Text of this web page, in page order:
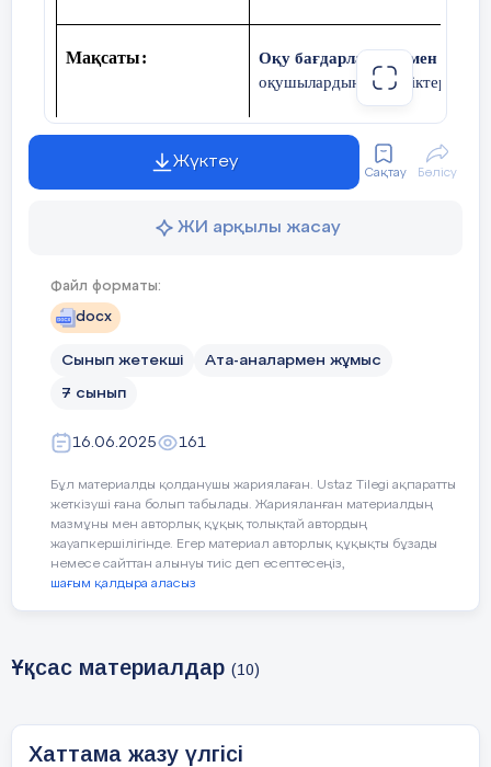
Мақсаты:
Оқу бағдарламасы мен
оқушылардың жетістіктері
Проблемаларды талқылау
туралы пікір алмасу.
ұсыныстар енгізе алады.
Міндеті:
Тренингтің барысы
кезеңі /
уақыты
Педагогтің
Амандасу Сәлеметсіздер ме, құрметті ата-аналар!
Жүктеу
Сақтау Бөлісу
ЖИ арқылы жасау
Файл форматы:
docx
Сынып жетекші Ата-аналармен жұмыс
7 сынып
16.06.2025 161
Бұл материалды қолданушы жариялаған. Ustaz Tilegi ақпаратты
жеткізуші ғана болып табылады. Жарияланған материалдың
мазмұны мен авторлық құқық толықтай автордың
жауапкершілігінде. Егер материал авторлық құқықты бұзады
немесе сайттан алынуы тиіс деп есептесеңіз,
шағым қалдыра аласыз
Ұқсас материалдар (10)
Хаттама жазу үлгісі